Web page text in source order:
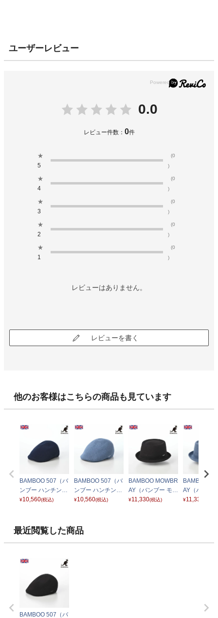
ユーザーレビュー
0.0
レビュー件数： 0件
★
5
(0
)
★
4
(0
)
★
3
(0
)
★
2
(0
)
★
1
(0
)
レビューはありません。
レビューを書く
他のお客様はこちらの商品も見ています
BAMBOO 507（バ
ンブー ハンチン
グ） ダークブルー
¥10,560(税込)
BAMBOO 507（バ
ンブー ハンチン
グ） デニムブルー
¥10,560(税込)
BAMBOO MOWBR
AY（バンブー モウ
ブレイ） ブラック
¥11,330(税込)
BAMBOO
AY（バンブ
ブレイ） デ
¥11,330
最近閲覧した商品
BAMBOO 507（バ